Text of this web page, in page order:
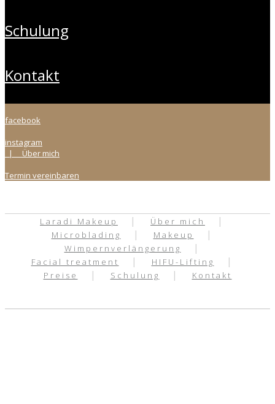
schulung
kontakt
facebook
instagram
| Über mich
Termin vereinbaren
Laradi Makeup
Über mich
Microblading
Makeup
Wimpernverlängerung
Facial treatment
HIFU-Lifting
Preise
Schulung Kontakt